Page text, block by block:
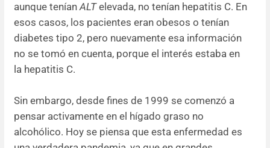
aunque teníanALTelevada, no tenían hepatitis C. En
esos casos, los pacientes eran obesos o tenían
diabetes tipo 2, pero nuevamente esa información
no se tomó en cuenta, porque el interés estaba en
la hepatitis C.
Sin embargo, desde fines de 1999 se comenzó a
pensar activamente en el hígado graso no
alcohólico. Hoy se piensa que esta enfermedad es